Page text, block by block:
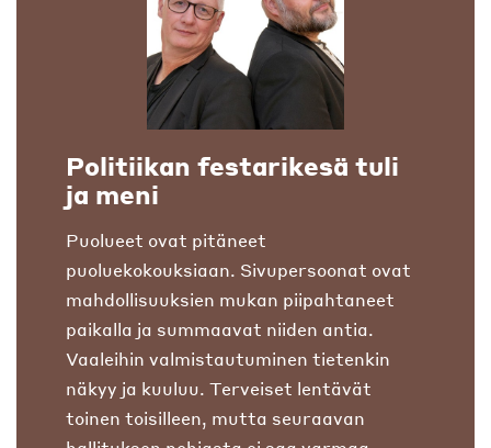
Politiikan festarikesä tuli
ja meni
Puolueet ovat pitäneet
puoluekokouksiaan. Sivupersoonat ovat
mahdollisuuksien mukan piipahtaneet
paikalla ja summaavat niiden antia.
Vaaleihin valmistautuminen tietenkin
näkyy ja kuuluu. Terveiset lentävät
toinen toisilleen, mutta seuraavan